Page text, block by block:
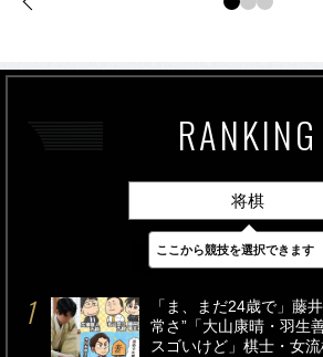
RANKING
将棋
最新 24時間
「ま、まだ24歳で」藤
常さ”「大山康晴・羽生
スゴいけど」棋士・女
ここから競技を選択できます